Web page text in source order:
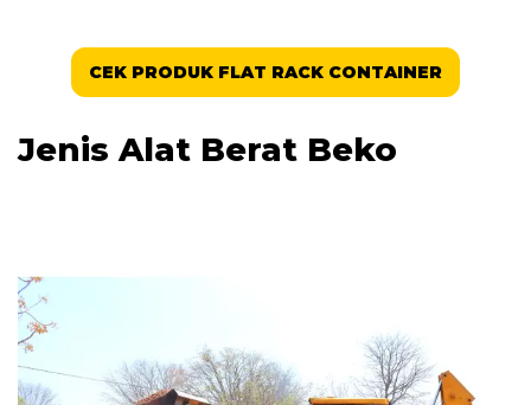
CEK PRODUK FLAT RACK CONTAINER
Jenis Alat Berat Beko